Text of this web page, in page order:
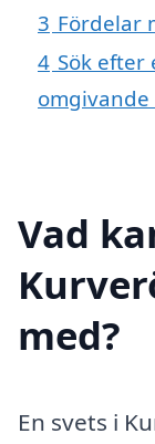
3 Fördelar
4 Sök efter
Vad
med?
En svets i